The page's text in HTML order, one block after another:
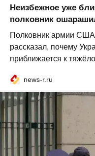
Неизбежное уже
полковник
Полковник армии США
рассказал, почему
приближается к
news-r.ru